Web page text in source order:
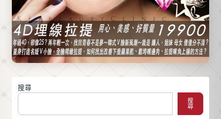
的使用
範圍、
上市後
安全監
視現
況，以
見PDO
快約
60%。台
北信義
安和、
大安捷
運站步
理看懂
電波如
何讓膠
原蛋白
新生、
皮膚緊
搜尋
搜
尋